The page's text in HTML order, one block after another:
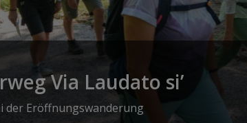
Via Laudato si’
der Eröffnungswanderung